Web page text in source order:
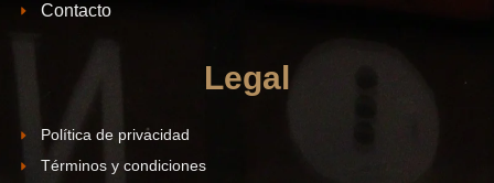
Contacto
Legal
Política de privacidad
Términos y condiciones